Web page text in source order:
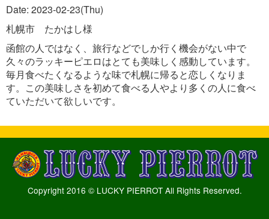
Date: 2023-02-23(Thu)
札幌市 たかはし様
函館の人ではなく、旅行などでしか行く機会がない中で
久々のラッキーピエロはとても美味しく感動しています。
毎月食べたくなるような味で札幌に帰ると恋しくなりま
す。この美味しさを初めて食べる人やより多くの人に食べ
ていただいて欲しいです。
Copyright 2016 © LUCKY PIERROT All Rights Reserved.